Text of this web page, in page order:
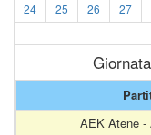
24
25 26 27
AEK Atene -